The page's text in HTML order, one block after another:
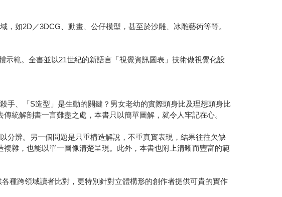
如2D／3DCG、動畫、公仔模型，甚至於沙雕、冰雕藝術等等。
範。全書並以21世紀的新語言「視覺資訊圖表」技術做視覺化設
、「S造型」是生動的關鍵？男女老幼的實際頭身比及理想頭身比
統解剖書一言難盡之處，本書只以簡單圖解，就令人牢記在心。
辨。另一個問題是只重構造解說，不重真實表現，結果往往欠缺
雜，也能以單一圖像清楚呈現。此外，本書也附上清晰而豐富的範
種跨領域讀者比對，更特別針對立體構形的創作者提供可貴的實作